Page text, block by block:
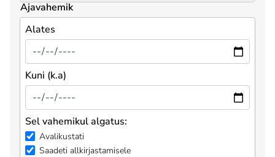
Ajavahemik
Alates
Kuni (k.a)
Sel vahemikul algatus:
Avalikustati
Saadeti allkirjastamisele